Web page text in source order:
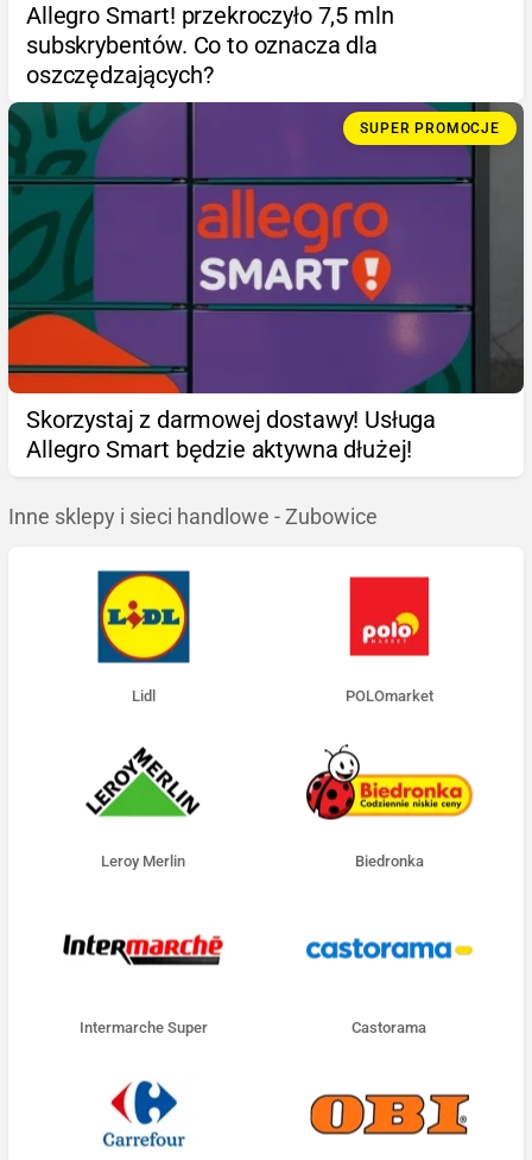
Allegro Smart! przekroczyło 7,5 mln
subskrybentów. Co to oznacza dla
oszczędzających?
SUPER PROMOCJE
Skorzystaj z darmowej dostawy! Usługa
Allegro Smart będzie aktywna dłużej!
Inne sklepy i sieci handlowe - Zubowice
Lidl POLOmarket
Leroy Merlin Biedronka
Intermarche Super Castorama